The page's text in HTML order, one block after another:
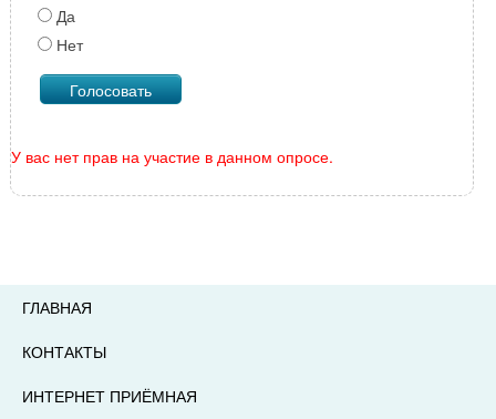
Да
Нет
У вас нет прав на участие в данном опросе.
ГЛАВНАЯ
КОНТАКТЫ
ИНТЕРНЕТ ПРИЁМНАЯ